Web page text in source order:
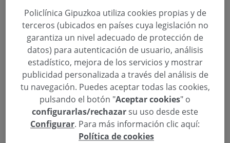
2024-05-31
Revista Nº 55
Descargar PDF
Policlínica Gipuzkoa utiliza cookies propias y de
terceros (ubicados en países cuya legislación no
garantiza un nivel adecuado de protección de
datos) para autenticación de usuario, análisis
estadístico, mejora de los servicios y mostrar
publicidad personalizada a través del análisis de
tu navegación. Puedes aceptar todas las cookies,
pulsando el botón "Aceptar cookies" o
configurarlas/rechazarsu uso desde este
Configurar. Para más información clic aquí:
Política de cookies